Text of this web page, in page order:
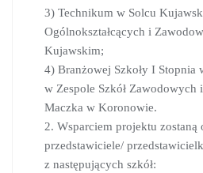
3) Technikum w Solcu
Ogólnokształcących i
Kujawskim;
4) Branżowej Szkoły I Stopnia
w Zespole Szkół Zawodowych
Maczka w Koronowie.
2. Wsparciem projektu zostaną
przedstawiciele/
z następujących szkół: